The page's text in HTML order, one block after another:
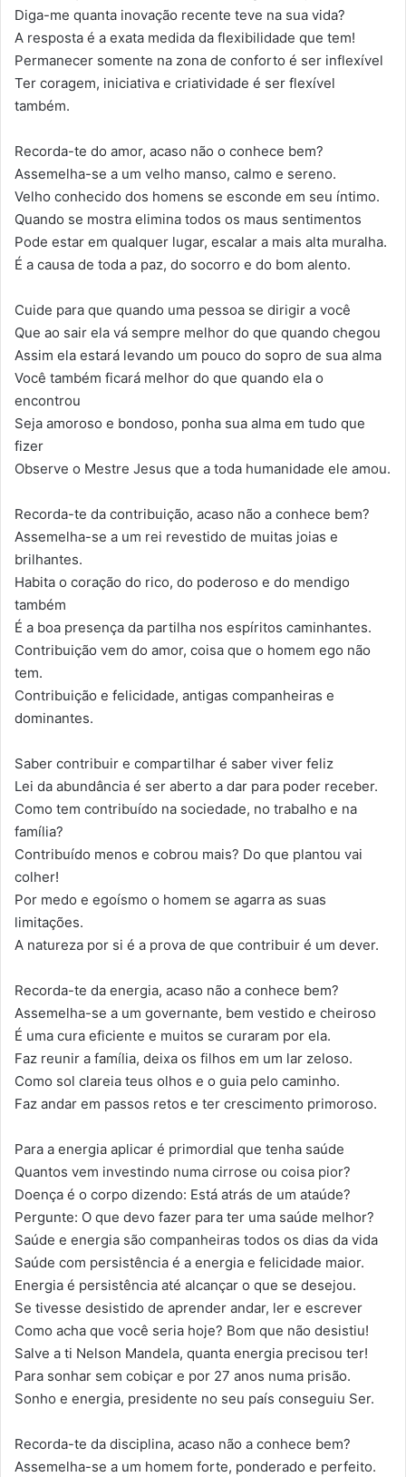
Diga-me quanta inovação recente teve na sua vida?
A resposta é a exata medida da flexibilidade que tem!
Permanecer somente na zona de conforto é ser inflexível
Ter coragem, iniciativa e criatividade é ser flexível
também.
Recorda-te do amor, acaso não o conhece bem?
Assemelha-se a um velho manso, calmo e sereno.
Velho conhecido dos homens se esconde em seu íntimo.
Quando se mostra elimina todos os maus sentimentos
Pode estar em qualquer lugar, escalar a mais alta muralha.
É a causa de toda a paz, do socorro e do bom alento.
Cuide para que quando uma pessoa se dirigir a você
Que ao sair ela vá sempre melhor do que quando chegou
Assim ela estará levando um pouco do sopro de sua alma
Você também ficará melhor do que quando ela o
encontrou
Seja amoroso e bondoso, ponha sua alma em tudo que
fizer
Observe o Mestre Jesus que a toda humanidade ele amou.
Recorda-te da contribuição, acaso não a conhece bem?
Assemelha-se a um rei revestido de muitas joias e
brilhantes.
Habita o coração do rico, do poderoso e do mendigo
também
É a boa presença da partilha nos espíritos caminhantes.
Contribuição vem do amor, coisa que o homem ego não
tem.
Contribuição e felicidade, antigas companheiras e
dominantes.
Saber contribuir e compartilhar é saber viver feliz
Lei da abundância é ser aberto a dar para poder receber.
Como tem contribuído na sociedade, no trabalho e na
família?
Contribuído menos e cobrou mais? Do que plantou vai
colher!
Por medo e egoísmo o homem se agarra as suas
limitações.
A natureza por si é a prova de que contribuir é um dever.
Recorda-te da energia, acaso não a conhece bem?
Assemelha-se a um governante, bem vestido e cheiroso
É uma cura eficiente e muitos se curaram por ela.
Faz reunir a família, deixa os filhos em um lar zeloso.
Como sol clareia teus olhos e o guia pelo caminho.
Faz andar em passos retos e ter crescimento primoroso.
Para a energia aplicar é primordial que tenha saúde
Quantos vem investindo numa cirrose ou coisa pior?
Doença é o corpo dizendo: Está atrás de um ataúde?
Pergunte: O que devo fazer para ter uma saúde melhor?
Saúde e energia são companheiras todos os dias da vida
Saúde com persistência é a energia e felicidade maior.
Energia é persistência até alcançar o que se desejou.
Se tivesse desistido de aprender andar, ler e escrever
Como acha que você seria hoje? Bom que não desistiu!
Salve a ti Nelson Mandela, quanta energia precisou ter!
Para sonhar sem cobiçar e por 27 anos numa prisão.
Sonho e energia, presidente no seu país conseguiu Ser.
Recorda-te da disciplina, acaso não a conhece bem?
Assemelha-se a um homem forte, ponderado e perfeito.